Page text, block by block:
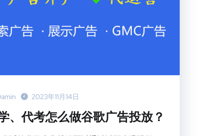
2023年11月14日
、代考怎么做谷歌广告投放？